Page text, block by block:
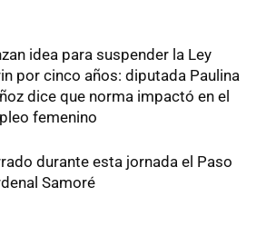
idea para suspender la Ley
por cinco años: diputada Paulina
dice que norma impactó en el
femenino
durante esta jornada el Paso
Samoré